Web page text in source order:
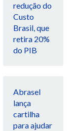
redução do
Custo
Brasil, que
retira 20%
do PIB
Abrasel
lança
cartilha
para ajudar